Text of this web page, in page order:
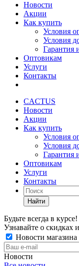
Новости
Акции
Как купить
Условия
Условия
Гарантия
Оптовикам
Услуги
Контакты
CACTUS
Новости
Акции
Как купить
Условия
Условия
Гарантия
Оптовикам
Услуги
Контакты
Найти
Будьте всегда в курсе!
Узнавайте о скидках
Новости магазина
Новости